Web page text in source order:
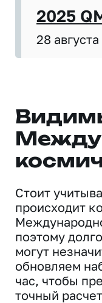
2025
28
Стоит
происходит
поэтому
могут
обновляем
час, чтобы
точный